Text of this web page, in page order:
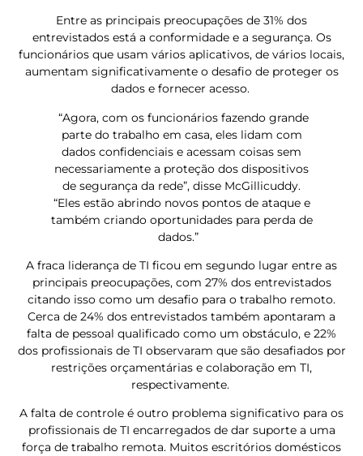
Entre as principais preocupações de 31% dos
entrevistados está a conformidade e a segurança. Os
funcionários que usam vários aplicativos, de vários locais,
aumentam significativamente o desafio de proteger os
dados e fornecer acesso.
“Agora, com os funcionários fazendo grande
parte do trabalho em casa, eles lidam com
dados confidenciais e acessam coisas sem
necessariamente a proteção dos dispositivos
de segurança da rede”, disse McGillicuddy.
“Eles estão abrindo novos pontos de ataque e
também criando oportunidades para perda de
dados.”
A fraca liderança de TI ficou em segundo lugar entre as
principais preocupações, com 27% dos entrevistados
citando isso como um desafio para o trabalho remoto.
Cerca de 24% dos entrevistados também apontaram a
falta de pessoal qualificado como um obstáculo, e 22%
dos profissionais de TI observaram que são desafiados por
restrições orçamentárias e colaboração em TI,
respectivamente.
A falta de controle é outro problema significativo para os
profissionais de TI encarregados de dar suporte a uma
força de trabalho remota. Muitos escritórios domésticos